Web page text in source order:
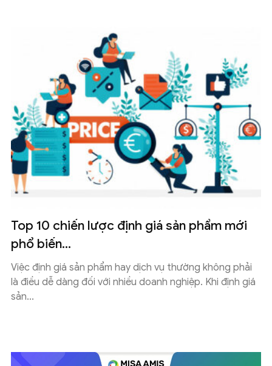
Top 10 chiến lược định giá sản phẩm mới
phổ biến...
Việc định giá sản phẩm hay dịch vụ thường không phải
là điều dễ dàng đối với nhiều doanh nghiệp. Khi định giá
sản...